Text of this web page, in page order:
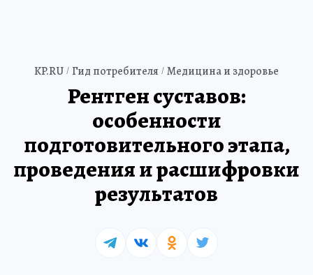
KP.RU Гид потребителя Медицина и здоровье
Рентген суставов:
особенности
подготовительного этапа,
проведения и расшифровки
результатов